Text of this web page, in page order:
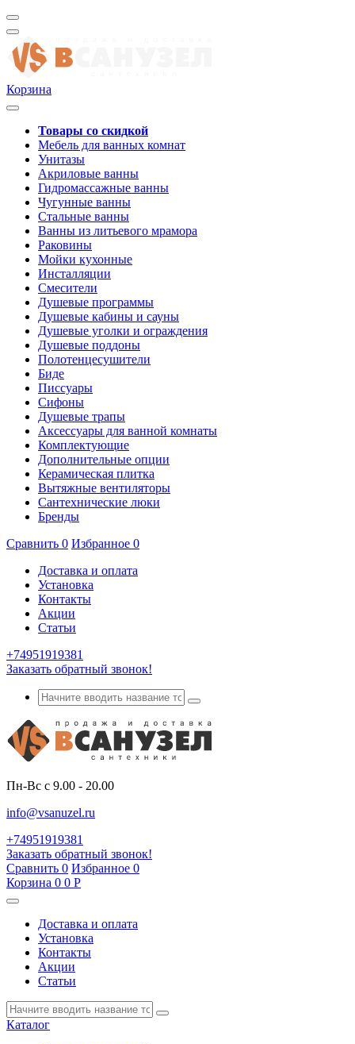
Корзина
Товары со скидкой
Мебель для ванных комнат
Унитазы
Акриловые ванны
Гидромассажные ванны
Чугунные ванны
Стальные ванны
Ванны из литьевого мрамора
Раковины
Мойки кухонные
Инсталляции
Смесители
Душевые программы
Душевые кабины и сауны
Душевые уголки и ограждения
Душевые поддоны
Полотенцесушители
Биде
Писсуары
Сифоны
Душевые трапы
Аксессуары для ванной комнаты
Комплектующие
Дополнительные опции
Керамическая плитка
Вытяжные вентиляторы
Сантехнические люки
Бренды
Сравнить 0 Избранное 0
Доставка и оплата
Установка
Контакты
Акции
Статьи
+74951919381
Заказать обратный звонок!
Пн-Вс с 9.00 - 20.00
info@vsanuzel.ru
+74951919381
Заказать обратный звонок!
Сравнить 0 Избранное 0
Корзина 0 0 Р
Доставка и оплата
Установка
Контакты
Акции
Статьи
Каталог